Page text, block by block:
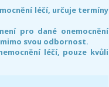
léčí, určuje termíny
pro dané onemocnění
svou odbornost.
léčí, pouze kvůli